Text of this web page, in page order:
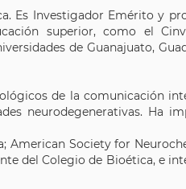
Es Investigador Emérito y
superior, como el
de Guanajuato,
de la comunicación
neurodegenerativas. Ha
American Society for
del Colegio de Bioética, e